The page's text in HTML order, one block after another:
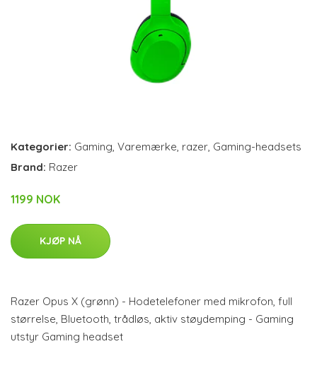
Kategorier: Gaming Varemærke razer Gaming-headsets
Brand: Razer
1199 NOK
KJØP NÅ
Razer Opus X (grønn) - Hodetelefoner med mikrofon, full
størrelse, Bluetooth, trådløs, aktiv støydemping - Gaming
utstyr Gaming headset